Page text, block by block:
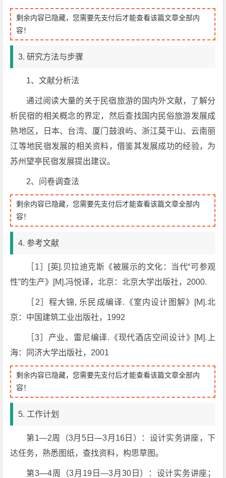
剩余内容已隐藏，您需要先支付后才能查看该篇文章全部内
容！
3. 研究方法与步骤
1、文献分析法
通过阅读大量的关于民宿旅游的国内外文献，了解分
析民宿的相关概念的界定，然后查找国内民俗旅游发展成
熟地区，日本、台湾、厦门鼓浪屿、浙江莫干山、云南丽
江等地民宿发展的相关资料，借鉴其发展成功的经验，为
苏州望亭民宿发展提出建议。
2、问卷调查法
剩余内容已隐藏，您需要先支付后才能查看该篇文章全部内
容！
4. 参考文献
［1］[英].贝拉迪克斯《被展示的文化：当代“可参观
性”的生产》[M].冯悦译，北京：北京大学出版社，2000.
［2］程大锦, 乐民成编译.《室内设计图解》[M].北
京：中国建筑工业出版社，1992
［3］产业、雷尼编译.《现代酒店空间设计》[M].上
海：同济大学出版社，2001
剩余内容已隐藏，您需要先支付后才能查看该篇文章全部内
容！
5. 工作计划
第1—2周（3月5日—3月16日）：设计实务讲座，下
达任务，熟悉图纸，查找资料，构思草图。
第3—4周（3月19日—3月30日）：设计实务讲座；